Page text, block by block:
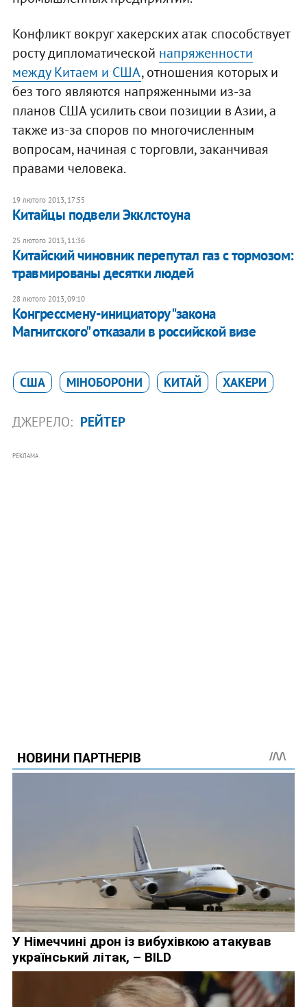
Конфликт вокруг хакерских атак способствует
росту дипломатической напряженности
между Китаем и США, отношения которых и
без того являются напряженными из-за
планов США усилить свои позиции в Азии, а
также из-за споров по многочисленным
вопросам, начиная с торговли, заканчивая
правами человека.
19 лютого 2013, 17:55
Китайцы подвели Экклстоуна
25 лютого 2013, 11:36
Китайский чиновник перепутал газ с тормозом:
травмированы десятки людей
28 лютого 2013, 09:10
Конгрессмену-инициатору "закона
Магнитского" отказали в российской визе
США МІНОБОРОНИ КИТАЙ ХАКЕРИ
ДЖЕРЕЛО: РЕЙТЕР
РЕКЛАМА